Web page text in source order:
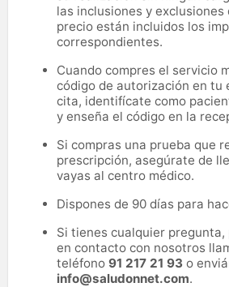
las inclusiones y exclusiones
precio están incluidos los
correspondientes.
Cuando compres el servicio
código de autorización en tu
cita, identifícate como
y enseña el código en la
Si compras una prueba que
prescripción, asegúrate de
vayas al centro médico.
Dispones de 90 días para
Si tienes cualquier
en contacto con nosotros
teléfono 91 217 21 93 o
info@saludonnet.com.